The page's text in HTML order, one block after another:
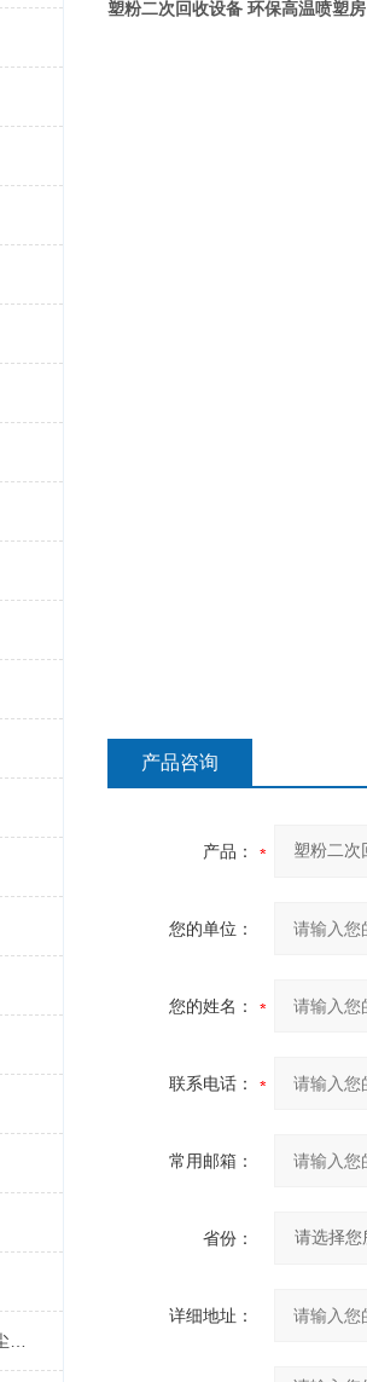
塑粉二次回收设备 环保高温喷塑房
产品咨询
产品：
您的单位：
您的姓名：
联系电话：
常用邮箱：
省份：
详细地址：